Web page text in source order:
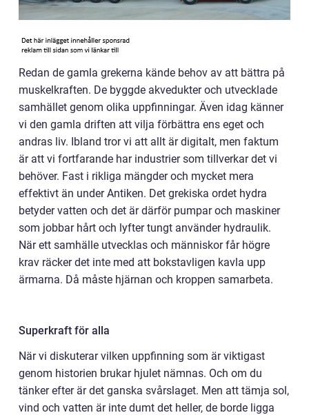
Redan de gamla grekerna kände behov av att bättra på
muskelkraften. De byggde akvedukter och utvecklade
samhället genom olika uppfinningar. Även idag känner
vi den gamla driften att vilja förbättra ens eget och
andras liv. Ibland tror vi att allt är digitalt, men faktum
är att vi fortfarande har industrier som tillverkar det vi
behöver. Fast i rikliga mängder och mycket mera
effektivt än under Antiken. Det grekiska ordet hydra
betyder vatten och det är därför pumpar och maskiner
som jobbar hårt och lyfter tungt använder hydraulik.
När ett samhälle utvecklas och människor får högre
krav räcker det inte med att bokstavligen kavla upp
ärmarna. Då måste hjärnan och kroppen samarbeta.
Superkraft för alla
När vi diskuterar vilken uppfinning som är viktigast
genom historien brukar hjulet nämnas. Och om du
tänker efter är det ganska svårslaget. Men att tämja sol,
vind och vatten är inte dumt det heller, de borde ligga